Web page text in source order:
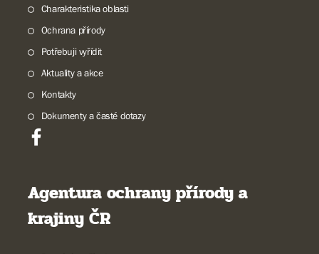
Charakteristika oblasti
Ochrana přírody
Potřebuji vyřídit
Aktuality a akce
Kontakty
Dokumenty a časté dotazy
Agentura ochrany přírody a
krajiny ČR